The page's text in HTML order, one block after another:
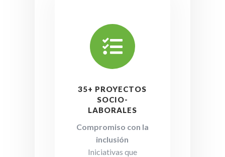

35+ PROYECTOS
SOCIO-
LABORALES
Compromiso con la
inclusión
Iniciativas que